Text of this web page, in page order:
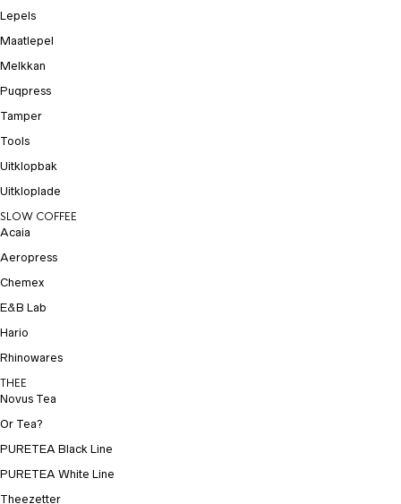
Lepels
Maatlepel
Melkkan
Puqpress
Tamper
Tools
Uitklopbak
Uitkloplade
SLOW COFFEE
Acaia
Aeropress
Chemex
E&B Lab
Hario
Rhinowares
THEE
Novus Tea
Or Tea?
PURETEA Black Line
PURETEA White Line
Theezetter